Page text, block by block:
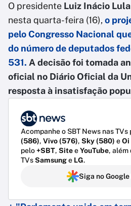
O presidente Luiz Inácio
nesta quarta-feira (16), o
pelo Congresso Nacional
do número de deputados
531. A decisão foi tomada
oficial no Diário Oficial da
resposta à insatisfação
Acompanhe o SBT News nas
(586), Vivo (576), Sky (580) eOi
pelo+SBT, SiteeYouTube, além
TVsSamsunge LG.
Siga no